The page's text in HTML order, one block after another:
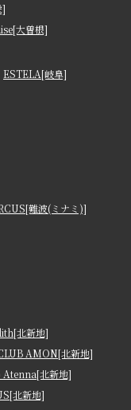
]
大曽根]
ESTELA[岐阜]
難波(ミナミ)]
北新地]
AMON[北新地]
Atenna[北新地]
北新地]